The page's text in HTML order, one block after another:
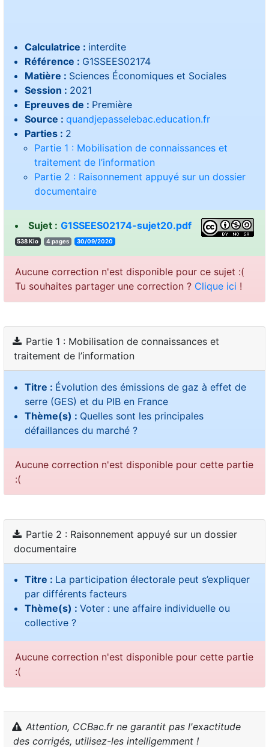
Calculatrice : interdite
Référence : G1SSEES02174
Matière : Sciences Économiques et Sociales
Session : 2021
Epreuves de : Première
Source : quandjepasselebac.education.fr
Parties : 2
Partie 1 : Mobilisation de connaissances et
traitement de l’information
Partie 2 : Raisonnement appuyé sur un dossier
documentaire
Sujet : G1SSEES02174-sujet20.pdf
538 Kio 4 pages 30/09/2020
Aucune correction n'est disponible pour ce sujet :(
Tu souhaites partager une correction ? Clique ici !
Partie 1 : Mobilisation de connaissances et
traitement de l’information
Titre : Évolution des émissions de gaz à effet de
serre (GES) et du PIB en France
Thème(s) : Quelles sont les principales
défaillances du marché ?
Aucune correction n'est disponible pour cette partie
:(
Partie 2 : Raisonnement appuyé sur un dossier
documentaire
Titre : La participation électorale peut s’expliquer
par différents facteurs
Thème(s) : Voter : une affaire individuelle ou
collective ?
Aucune correction n'est disponible pour cette partie
:(
Attention, CCBac.fr ne garantit pas l'exactitude
des corrigés, utilisez-les intelligemment !